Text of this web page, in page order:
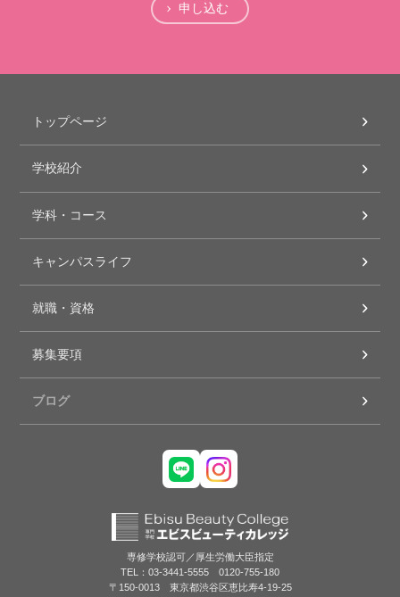
申し込む
トップページ
学校紹介
学科・コース
キャンパスライフ
就職・資格
募集要項
ブログ
専修学校認可／厚生労働大臣指定
TEL：03-3441-5555 0120-755-180
〒150-0013 東京都渋谷区恵比寿4-19-25